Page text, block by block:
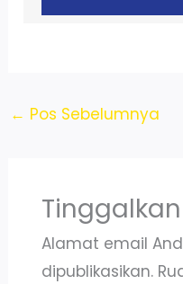
← Pos Sebelumnya
Alamat email
dipublikasikan.